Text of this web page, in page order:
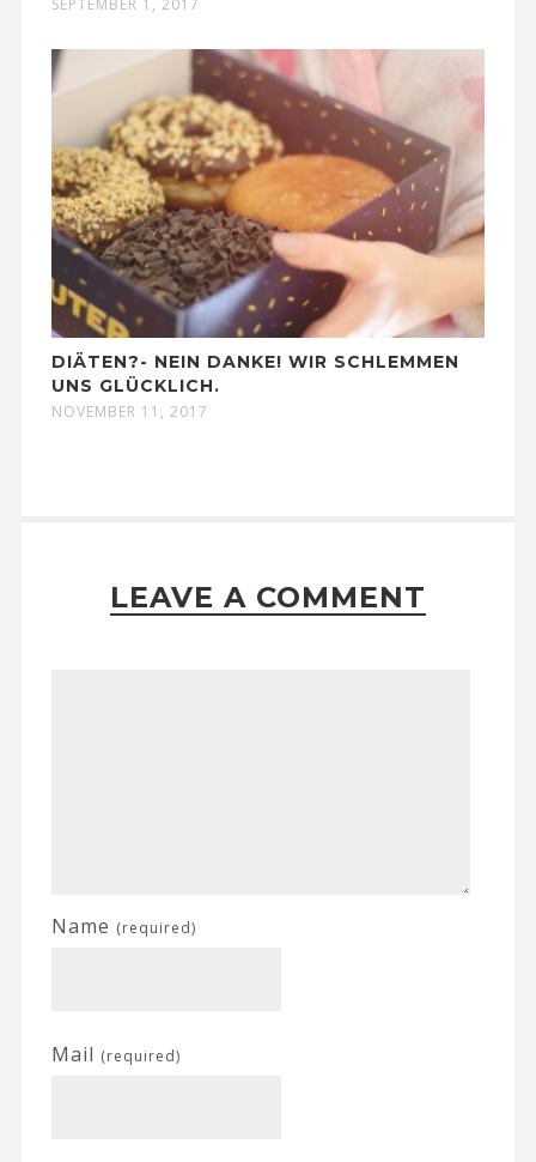
DIÄTEN?- NEIN DANKE! WIR SCHLEMMEN
UNS GLÜCKLICH.
NOVEMBER 11, 2017
LEAVE A COMMENT
Name (required)
Mail (required)